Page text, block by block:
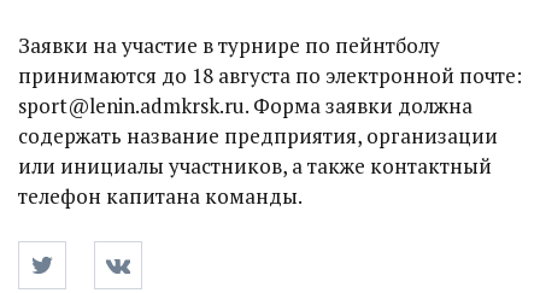
Заявки на участие в турнире по пейнтболу
принимаются до 18 августа по электронной почте:
sport@lenin.admkrsk.ru. Форма заявки должна
содержать название предприятия, организации
или инициалы участников, а также контактный
телефон капитана команды.